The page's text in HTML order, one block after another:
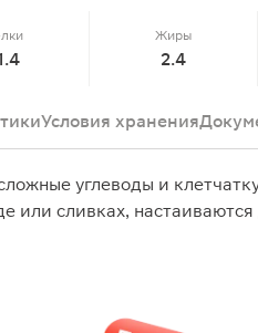
Жиры
2.4
Условия хранения
углеводы и
или сливках, настаиваются